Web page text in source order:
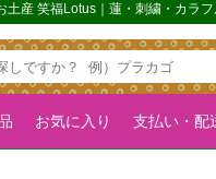
産 笑福Lotus｜蓮・刺繍・カラ
お気に入り 支払い・配